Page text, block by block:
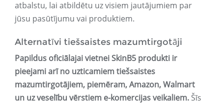
atbalstu, lai atbildētu uz visiem jautājumiem par
jūsu pasūtījumu vai produktiem.
Alternatīvi tiešsaistes mazumtirgotāji
Papildus oficiālajai vietnei SkinB5 produkti ir
pieejami arī no uzticamiem tiešsaistes
mazumtirgotājiem, piemēram, Amazon, Walmart
un uz veselību vērstiem e-komercijas veikaliem. Šīs